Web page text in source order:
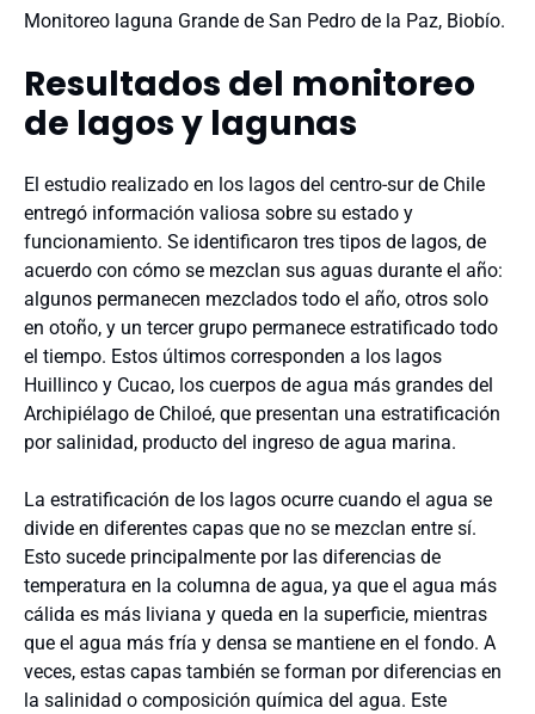
Monitoreo laguna Grande de San Pedro de la Paz, Biobío.
Resultados del monitoreo
de lagos y lagunas
El estudio realizado en los lagos del centro-sur de Chile
entregó información valiosa sobre su estado y
funcionamiento. Se identificaron tres tipos de lagos, de
acuerdo con cómo se mezclan sus aguas durante el año:
algunos permanecen mezclados todo el año, otros solo
en otoño, y un tercer grupo permanece estratificado todo
el tiempo. Estos últimos corresponden a los lagos
Huillinco y Cucao, los cuerpos de agua más grandes del
Archipiélago de Chiloé, que presentan una estratificación
por salinidad, producto del ingreso de agua marina.
La estratificación de los lagos ocurre cuando el agua se
divide en diferentes capas que no se mezclan entre sí.
Esto sucede principalmente por las diferencias de
temperatura en la columna de agua, ya que el agua más
cálida es más liviana y queda en la superficie, mientras
que el agua más fría y densa se mantiene en el fondo. A
veces, estas capas también se forman por diferencias en
la salinidad o composición química del agua. Este